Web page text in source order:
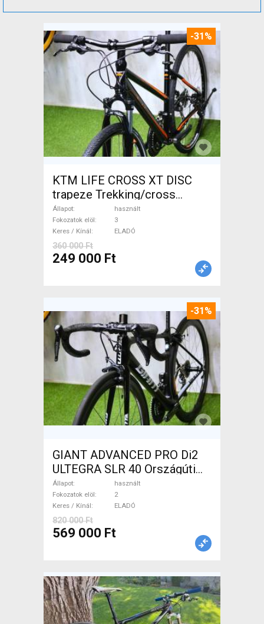
-31%
KTM LIFE CROSS XT DISC
trapeze Trekking/cross
tárcsafék használt ELADÓ
Állapot
használt
Fokozatok elöl
3
Keres / Kínál
ELADÓ
360 000 Ft
249 000 Ft
-31%
GIANT ADVANCED PRO Di2
ULTEGRA SLR 40 Országúti
használt ELADÓ
Állapot
használt
Fokozatok elöl
2
Keres / Kínál
ELADÓ
820 000 Ft
569 000 Ft